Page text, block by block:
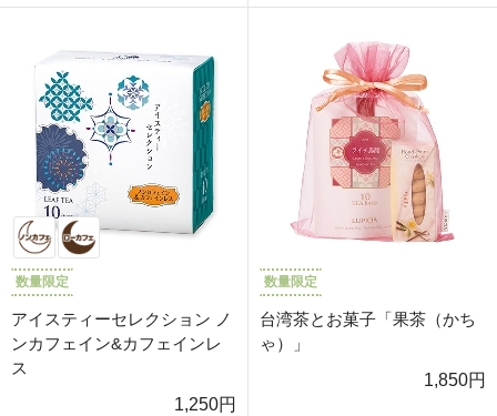
数量限定
アイスティーセレクション ノ
ンカフェイン&カフェインレ
ス
1,250円
数量限定
台湾茶とお菓子「果茶（かち
ゃ）」
1,850円